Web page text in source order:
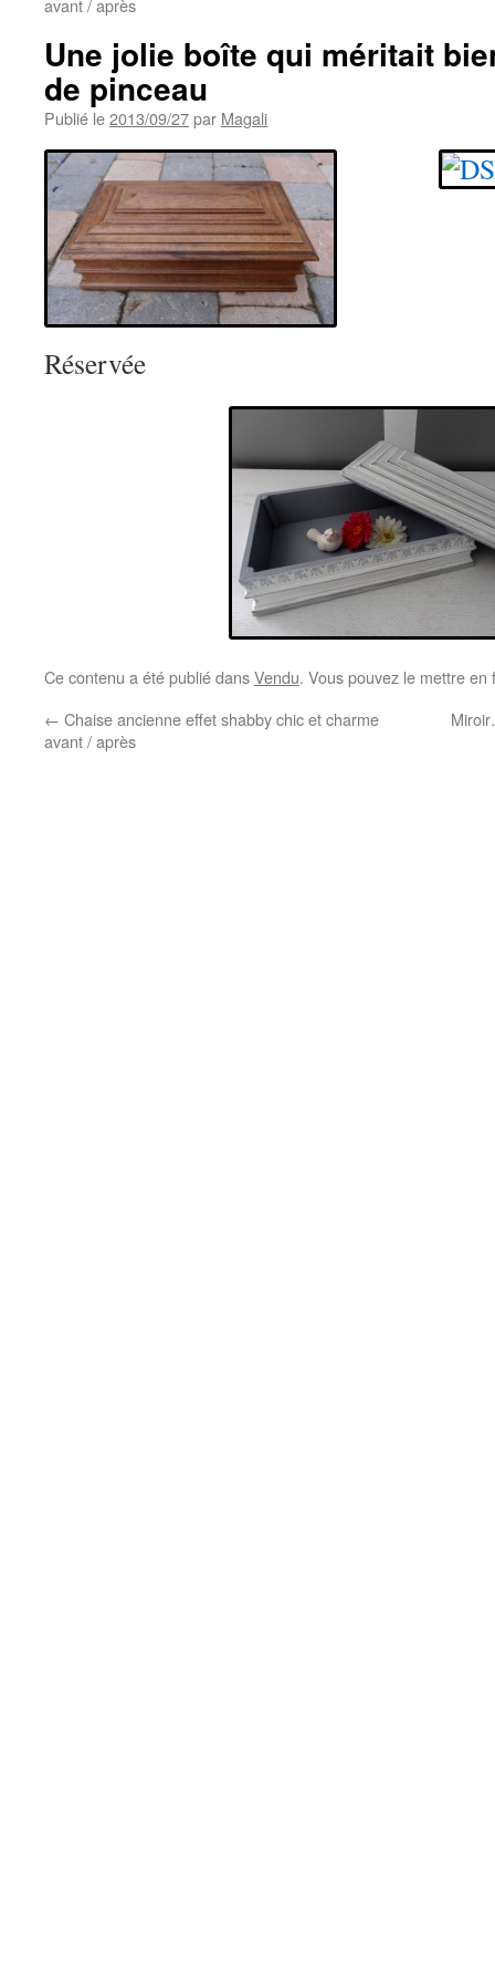
avant / après
Une jolie boîte qui méritait
de pinceau
Publié le2013/09/27par Magali
Réservée
Ce contenu a été publié dansVendu. Vous pouvez le mettre
← Chaise ancienne effet shabby chic et charme
avant / après